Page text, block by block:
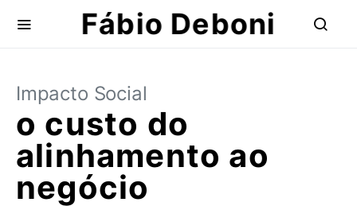
Fábio Deboni
Impacto Social
o custo do
alinhamento ao
negócio